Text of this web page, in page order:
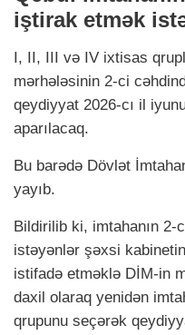
iştirak etmək
I, II, III və IV ixtisas
mərhələsinin 2-ci
qeydiyyat 2026-cı il
aparılacaq.
Bu barədə Dövlət
yayıb.
Bildirilib ki, imtahanın
istəyənlər şəxsi
istifadə etməklə DİM-in
daxil olaraq yenidən
qrupunu seçərək